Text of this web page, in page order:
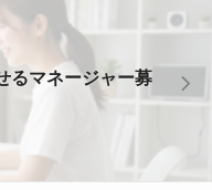
るマネージャー募